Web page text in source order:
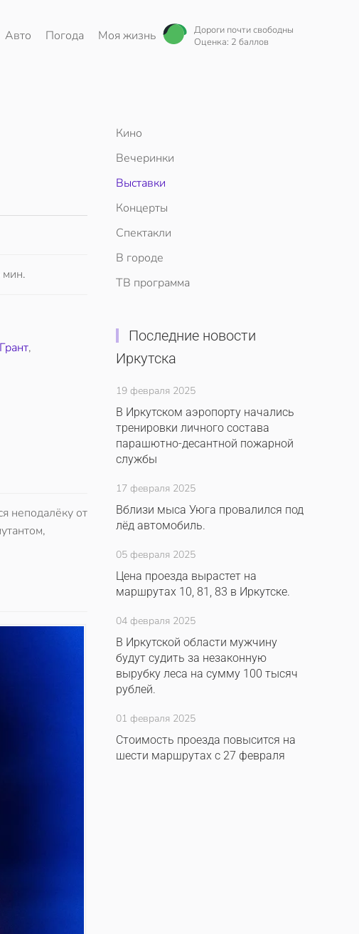
Авто Погода Моя жизнь
Дороги почти свободны
Оценка: 2 баллов
,
неподалёку от
Кино
Вечеринки
Выставки
Концерты
Спектакли
В городе
ТВ программа
Последние новости
Иркутска
19 февраля 2025
В Иркутском аэропорту начались
тренировки личного состава
парашютно-десантной пожарной
службы
17 февраля 2025
Вблизи мыса Уюга провалился под
лёд автомобиль.
05 февраля 2025
Цена проезда вырастет на
маршрутах 10, 81, 83 в Иркутске.
04 февраля 2025
В Иркутской области мужчину
будут судить за незаконную
вырубку леса на сумму 100 тысяч
рублей.
01 февраля 2025
Стоимость проезда повысится на
шести маршрутах с 27 февраля